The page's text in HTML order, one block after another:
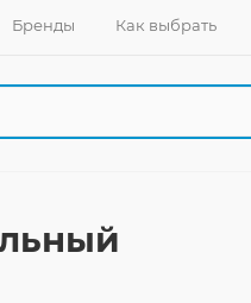
Бренды Как выбрать